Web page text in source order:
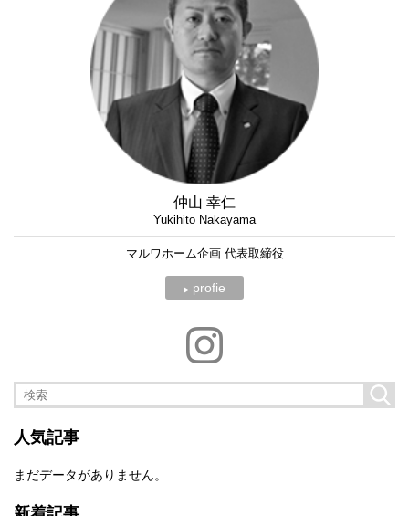
仲山 幸仁
Yukihito Nakayama
マルワホーム企画 代表取締役
profie
人気記事
まだデータがありません。